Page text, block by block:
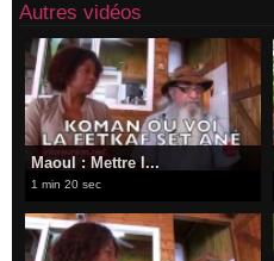
Autres vidéos
Maoul : Mettre l...
1 min 20 sec